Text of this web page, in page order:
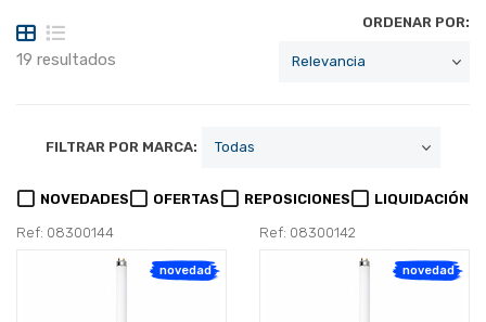
19 resultados
ORDENAR POR:
FILTRAR POR MARCA:
NOVEDADES OFERTAS REPOSICIONES LIQUIDACIÓN
Ref: 08300144
novedad
Ref: 08300142
novedad